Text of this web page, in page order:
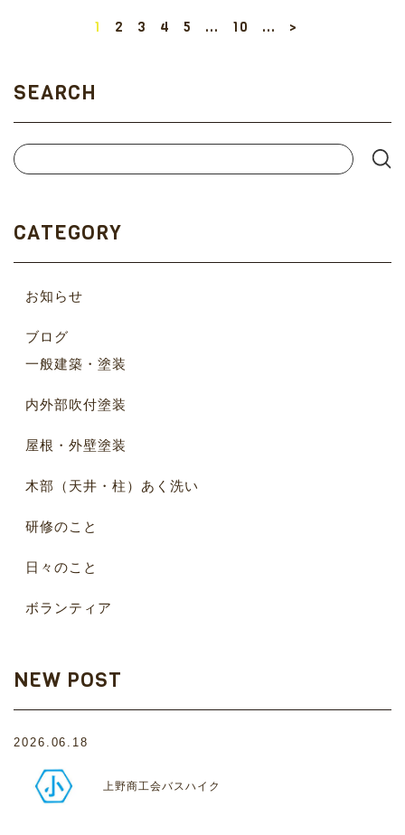
1 2 3 4 5 ... 10 ... >
SEARCH
CATEGORY
お知らせ
ブログ
一般建築・塗装
内外部吹付塗装
屋根・外壁塗装
木部（天井・柱）あく洗い
研修のこと
日々のこと
ボランティア
NEW POST
2026.06.18
上野商工会バスハイク